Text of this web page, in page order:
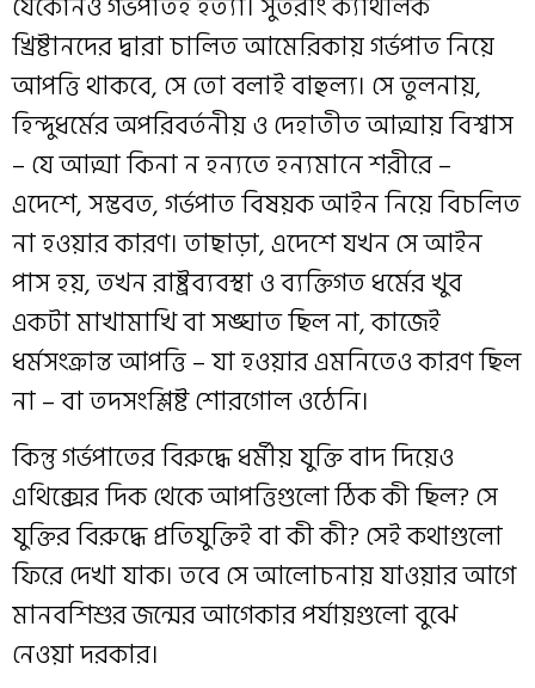
খ্রিষ্টানদের দ্বারা চালিত আমেরিকায় গর্ভপাত নিয়ে
আপত্তি থাকবে, সে তো বলাই বাহুল্য। সে তুলনায়,
হিন্দুধর্মের অপরিবর্তনীয় ও দেহাতীত আত্মায় বিশ্বাস
– যে আত্মা কিনা ন হন্যতে হন্যমানে শরীরে –
এদেশে, সম্ভবত, গর্ভপাত বিষয়ক আইন নিয়ে বিচলিত
না হওয়ার কারণ। তাছাড়া, এদেশে যখন সে আইন
পাস হয়, তখন রাষ্ট্রব্যবস্থা ও ব্যক্তিগত ধর্মের খুব
একটা মাখামাখি বা সঙ্ঘাত ছিল না, কাজেই
ধর্মসংক্রান্ত আপত্তি – যা হওয়ার এমনিতেও কারণ ছিল
না – বা তদসংশ্লিষ্ট শোরগোল ওঠেনি।
কিন্তু গর্ভপাতের বিরুদ্ধে ধর্মীয় যুক্তি বাদ দিয়েও
এথিক্সের দিক থেকে আপত্তিগুলো ঠিক কী ছিল? সে
যুক্তির বিরুদ্ধে প্রতিযুক্তিই বা কী কী? সেই কথাগুলো
ফিরে দেখা যাক। তবে সে আলোচনায় যাওয়ার আগে
মানবশিশুর জন্মের আগেকার পর্যায়গুলো বুঝে
নেওয়া দরকার।